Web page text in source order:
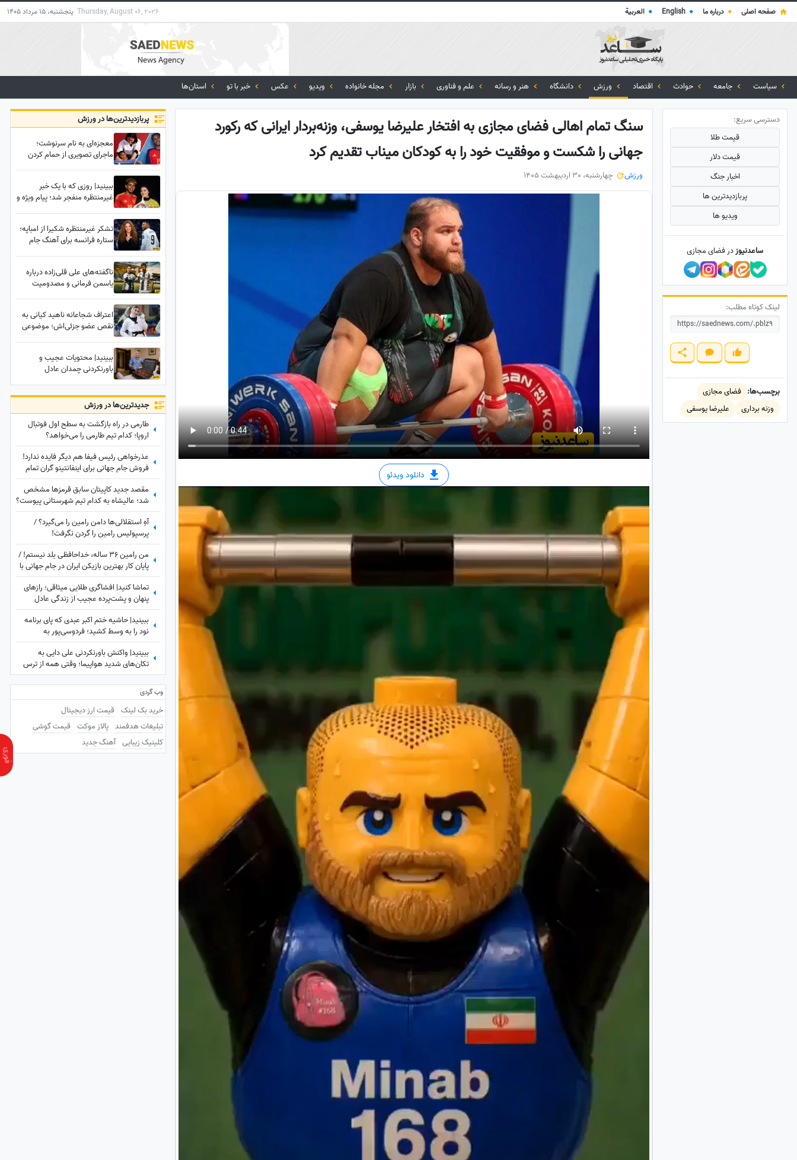
صفحه اصلی ● درباره ما ●
English
● العربية Thursday, August 06, 2026 پنجشنبه، 15 مرداد 1405
سیاست جامعه حوادث اقتصاد ورزش دانشگاه هنر و رسانه علم و فناوری بازار مجله خانواده ویدیو عکس خبر با تو استان‌ها
سنگ تمام اهالی فضای مجازی به افتخار علیرضا یوسفی، وزنه‌بردار ایرانی که رکورد
جهانی را شکست و موفقیت خود را به کودکان میناب تقدیم کرد
ورزش چهارشنبه، 30 اردیبهشت 1405
دانلود ویدئو
پربازدید‌ترین‌ها در ورزش
معجزه‌ای به نام سرنوشت؛
ماجرای تصویری از حمام کردن
ببینید| روزی که با یک خبر
غیرمنتظره منفجر شد؛ پیام ویژه و
صداتو چه بود؟
تشکر غیرمنتظره شکیرا از امباپه؛
ستاره فرانسه برای آهنگ جام
ناگفته‌های علی قلی‌زاده درباره
یاسمن فرمانی و مصدومیت
اعتراف شجاعانه ناهید کیانی به
نقص عضو جزئی‌اش؛ موضوعی
ببینید| محتویات عجیب و
باورنکردنی چمدان عادل
کسی حدسش را هم نمی‌زد!
جدید‌ترین‌ها در ورزش
طارمی در راه بازگشت به سطح اول فوتبال
اروپا؛ کدام تیم طارمی را می‌خواهد؟
عذرخواهی رئیس فیفا هم دیگر فایده ندارد!
فروش جام جهانی برای اینفانتینو گران تمام
شد
مقصد جدید کاپیتان سابق قرمزها مشخص
شد؛ عالیشاه به کدام تیم شهرستانی پیوست؟
آهِ استقلالی‌ها دامن رامین را می‌گیرد؟ /
پرسپولیس رامین را گردن نگرفت!
من رامین 36 ساله، خداحافظی بلد نیستم! /
پایان کار بهترین بازیکن ایران در جام جهانی با
استقلال تهران
تماشا کنید| افشاگری طلایی میثاقی؛ رازهای
پنهان و پشت‌پرده عجیب از زندگی عادل
فردوسی‌پور که تا امروز نشنیده بودید!
ببینید| حاشیه ختم اکبر عبدی که پای برنامه
نود را به وسط کشید؛ فردوسی‌پور به
دستبوسی وزیر چه واکنشی نشان داد؟
ببینید| واکنش باورنکردنی علی دایی به
تکان‌های شدید هواپیما؛ وقتی همه از ترس
رنگشان پریده بود اما آقای فوتبالیست...
وب گردی
خرید بک لینک قیمت ارز دیجیتال
تبلیغات هدفمند پالاز موکت قیمت گوشی
کلینیک زیبایی آهنگ جدید
دسترسی سریع:
قیمت طلا
قیمت دلار
اخبار جنگ
پربازدید‌ترین ها
ویدیو ها
ساعدنیوزدر فضای مجازی
لینک کوتاه مطلب:
برچسب‌ها: فضای مجازی
وزنه برداری
علیرضا یوسفی